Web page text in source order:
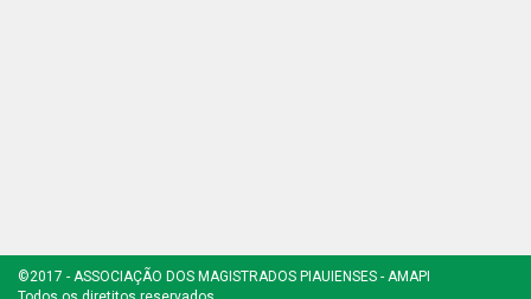
©2017 - ASSOCIAÇÃO DOS MAGISTRADOS PIAUIENSES - AMAPI